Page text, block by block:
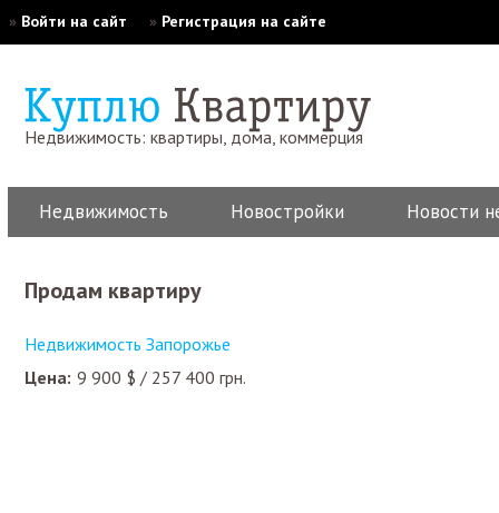
» Войти на сайт » Регистрация на сайте
Недвижимость: квартиры, дома, коммерция
Недвижимость Новостройки Новости
Продам квартиру
Недвижимость Запорожье
Цена: 9 900 $ / 257 400 грн.